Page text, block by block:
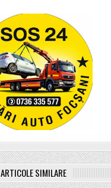
ARTICOLE SIMILARE